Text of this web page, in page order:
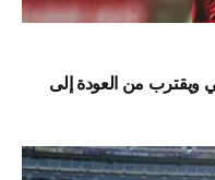
من العودة إلى